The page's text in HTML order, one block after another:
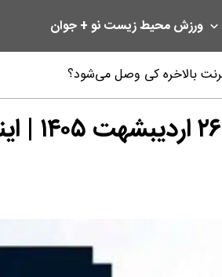
ورزشمحیط زیستنو + جوان